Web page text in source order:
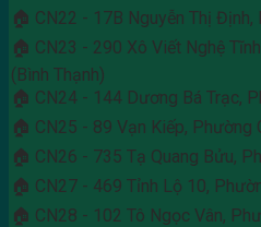
🏠 CN22 - 17B Nguyễn Thị
🏠 CN23 - 290 Xô Viết Nghệ
(Bình Thạnh)
🏠 CN24 - 144 Dương Bá Trạc,
🏠 CN25 - 89 Vạn Kiếp, Phường
🏠 CN26 - 735 Tạ Quang Bửu,
🏠 CN27 - 469 Tỉnh Lộ 10,
🏠 CN28 - 102 Tô Ngọc Vân,